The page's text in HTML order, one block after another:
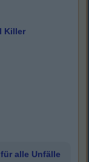
Killer
alle Unfälle